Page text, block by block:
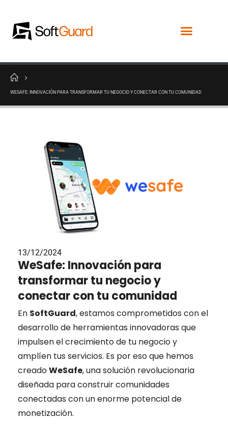
WESAFE: INNOVACIÓN PARA TRANSFORMAR TU NEGOCIO Y CONECTAR CON TU COMUNIDAD
13/12/2024
WeSafe: Innovación para
transformar tu negocio y
conectar con tu comunidad
En SoftGuard, estamos comprometidos con el
desarrollo de herramientas innovadoras que
impulsen el crecimiento de tu negocio y
amplíen tus servicios. Es por eso que hemos
creadoWeSafe, una solución revolucionaria
diseñada para construir comunidades
conectadas con un enorme potencial de
monetización.